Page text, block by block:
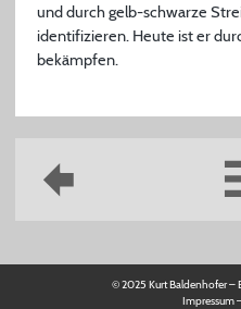
und durch gelb-schwarze
identifizieren. Heute ist er
bekämpfen.
© 2025 Kurt Baldenhofer –
Impressum